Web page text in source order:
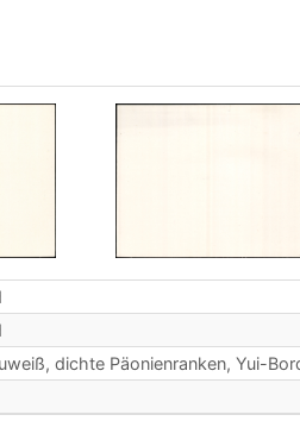
dichte Päonienranken, Yui-